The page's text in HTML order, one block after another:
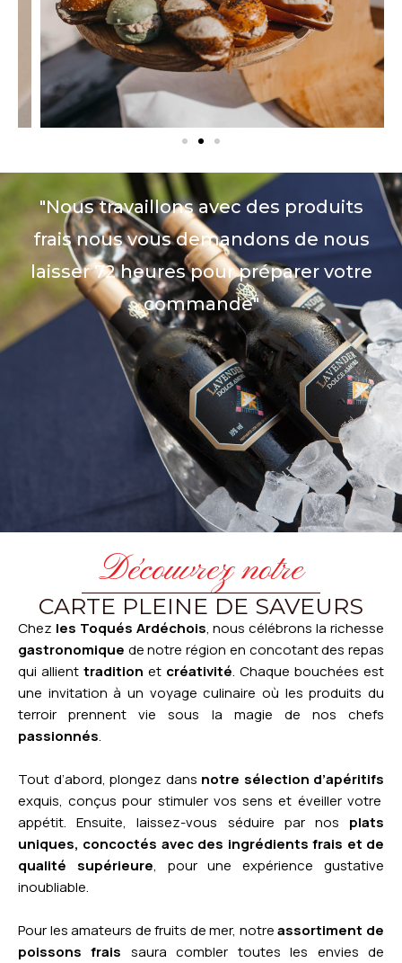
"Nous travaillons avec des produits
frais nous vous demandons de nous
laisser 72 heures pour préparer votre
commande"
Découvrez notre
CARTE PLEINE DE SAVEURS
Chez les Toqués Ardéchois, nous célébrons la richesse
gastronomique de notre région en concotant des repas
qui allient tradition et créativité. Chaque bouchées est
une invitation à un voyage culinaire où les produits du
terroir prennent vie sous la magie de nos chefs
passionnés.
Tout d’abord, plongez dans notre sélection d’apéritifs
exquis, conçus pour stimuler vos sens et éveiller votre
appétit. Ensuite, laissez-vous séduire par nos plats
uniques, concoctés avec des ingrédients frais et de
qualité supérieure, pour une expérience gustative
inoubliable.
Pour les amateurs de fruits de mer, notreassortiment de
poissons frais saura combler toutes les envies de